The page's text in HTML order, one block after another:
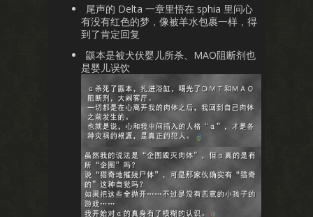
尾声的 Delta 一章里悟在 sphia 里问心
有没有红色的梦，像被羊水包裹一样，得
到了肯定回复
鼷本是被犬伏婴儿所杀、MAO阻断剂也
是婴儿误饮